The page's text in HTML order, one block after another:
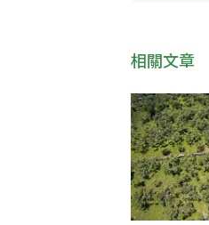
相關文章